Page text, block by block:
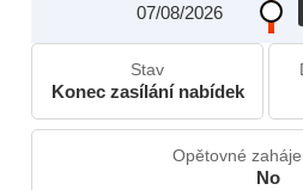
07/08/2026
Stav
Konec zasílání nabídek
Opětovné
No